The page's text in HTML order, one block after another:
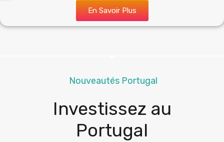
En Savoir Plus
Nouveautés Portugal
Investissez au
Portugal